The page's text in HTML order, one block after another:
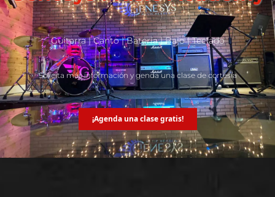
Guitarra | Canto | Batería | Bajo | Teclado
Solicita más información y genda una clase de cortesía
¡Agenda una clase gratis!